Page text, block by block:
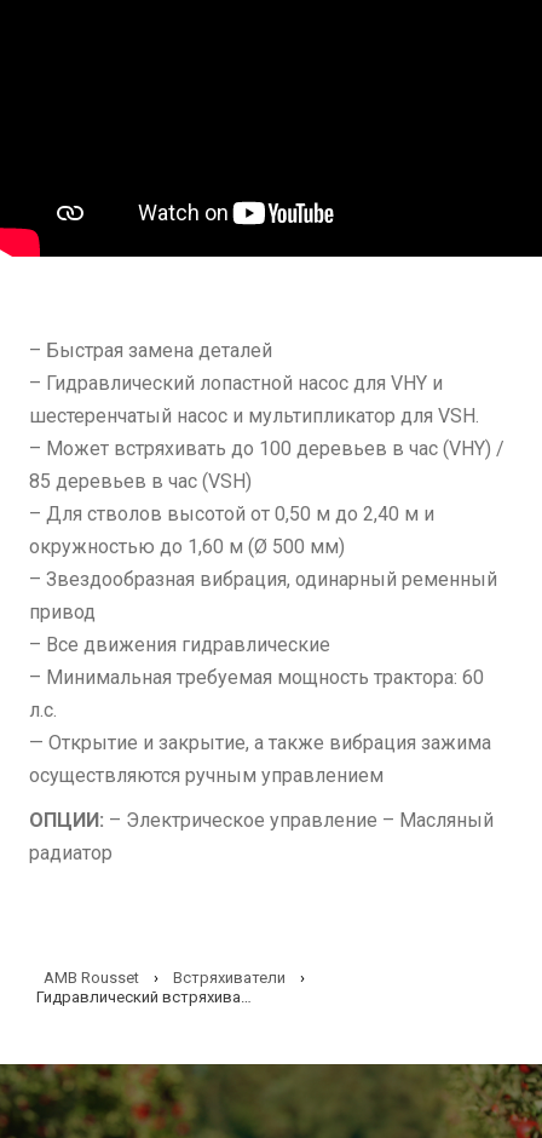
– Быстрая замена деталей
– Гидравлический лопастной насос для VHY и
шестеренчатый насос и мультипликатор для VSH.
– Может встряхивать до 100 деревьев в час (VHY) /
85 деревьев в час (VSH)
– Для стволов высотой от 0,50 м до 2,40 м и
окружностью до 1,60 м (Ø 500 мм)
– Звездообразная вибрация, одинарный ременный
привод
– Все движения гидравлические
– Минимальная требуемая мощность трактора: 60 ​​
л.с.
— Открытие и закрытие, а также вибрация зажима
осуществляются ручным управлением
ОПЦИИ: – Электрическое управление – Масляный
радиатор
AMB Rousset › Встряхиватели
›
Гидравлический встряхиватель VHY